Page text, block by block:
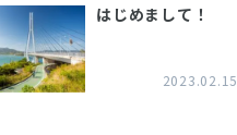
はじめまして！
2023.02.15